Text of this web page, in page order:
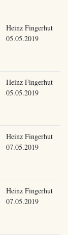
Heinz Fingerhut
05.05.2019
Heinz Fingerhut
05.05.2019
Heinz Fingerhut
07.05.2019
Heinz Fingerhut
07.05.2019